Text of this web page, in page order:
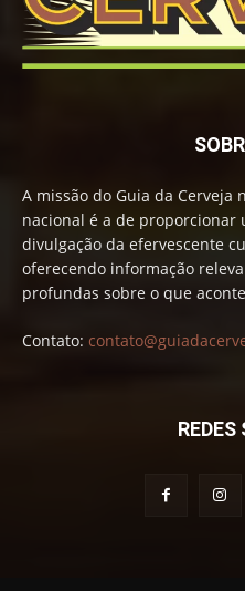
A missão do Guia da Cerveja
nacional é a de proporcionar
divulgação da efervescente
oferecendo informação
profundas sobre o que
Contato:
REDES